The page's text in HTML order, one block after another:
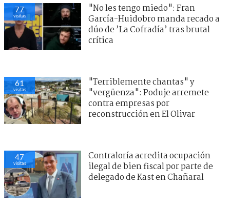
77
visitas
"No les tengo miedo": Fran
García-Huidobro manda recado a
dúo de ’La Cofradía’ tras brutal
crítica
61
visitas
"Terriblemente chantas" y
"vergüenza": Poduje arremete
contra empresas por
reconstrucción en El Olivar
47
visitas
Contraloría acredita ocupación
ilegal de bien fiscal por parte de
delegado de Kast en Chañaral